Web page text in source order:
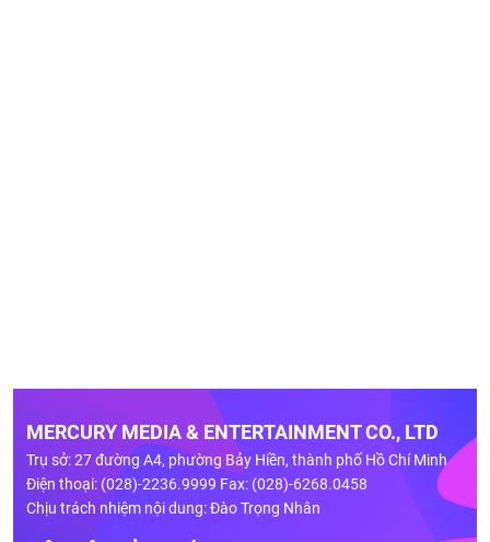
MERCURY MEDIA & ENTERTAINMENT CO., LTD
Trụ sở: 27 đường A4, phường Bảy Hiền, thành phố Hồ Chí Minh
Điện thoại: (028)-2236.9999 Fax: (028)-6268.0458
Chịu trách nhiệm nội dung: Đào Trọng Nhân